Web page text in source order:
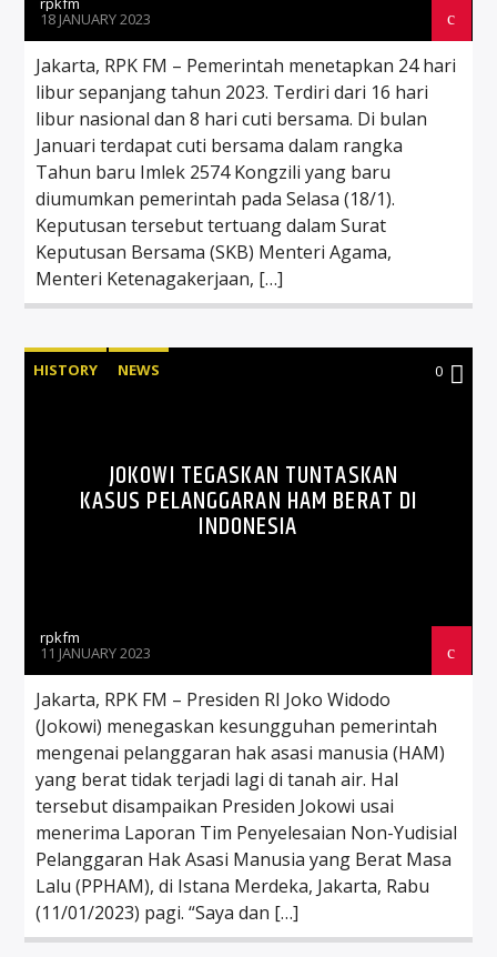
18 JANUARY 2023
Jakarta, RPK FM – Pemerintah menetapkan 24 hari
libur sepanjang tahun 2023. Terdiri dari 16 hari
libur nasional dan 8 hari cuti bersama. Di bulan
Januari terdapat cuti bersama dalam rangka
Tahun baru Imlek 2574 Kongzili yang baru
diumumkan pemerintah pada Selasa (18/1).
Keputusan tersebut tertuang dalam Surat
Keputusan Bersama (SKB) Menteri Agama,
Menteri Ketenagakerjaan, […]
HISTORY NEWS 0
JOKOWI TEGASKAN TUNTASKAN
KASUS PELANGGARAN HAM BERAT DI
INDONESIA
rpkfm
11 JANUARY 2023
Jakarta, RPK FM – Presiden RI Joko Widodo
(Jokowi) menegaskan kesungguhan pemerintah
mengenai pelanggaran hak asasi manusia (HAM)
yang berat tidak terjadi lagi di tanah air. Hal
tersebut disampaikan Presiden Jokowi usai
menerima Laporan Tim Penyelesaian Non-Yudisial
Pelanggaran Hak Asasi Manusia yang Berat Masa
Lalu (PPHAM), di Istana Merdeka, Jakarta, Rabu
(11/01/2023) pagi. “Saya dan […]